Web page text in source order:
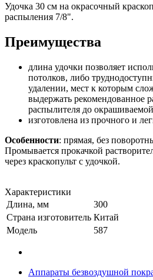
Удочка 30 см на окрасочный
распыления 7/8".
Преимущества
длина удочки позволяет
потолков, либо
удалении, мест к которым
выдержать рекомендованное
распылителя до
изготовлена из прочного и
Особенности: прямая, без
Промывается прокачкой
через краскопульт с удочкой.
Характеристики
Длина, мм
300
Страна изготовитель Китай
Модель
587
Аппараты безвоздушной